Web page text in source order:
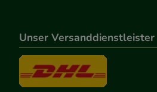
Unser Versanddienstleister